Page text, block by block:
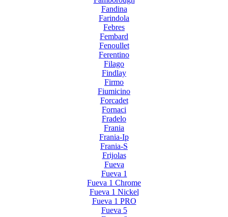
Fandina
Farindola
Febres
Fembard
Fenoullet
Ferentino
Filago
Findlay
Firmo
Fiumicino
Forcadet
Fornaci
Fradelo
Frania
Frania-Ip
Frania-S
Frijolas
Fueva
Fueva 1
Fueva 1 Chrome
Fueva 1 Nickel
Fueva 1 PRO
Fueva 5